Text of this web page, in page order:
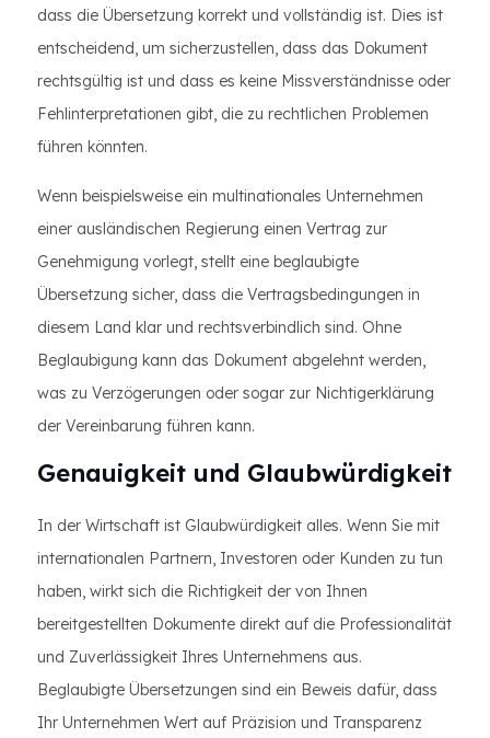
dass die Übersetzung korrekt und vollständig ist. Dies ist
entscheidend, um sicherzustellen, dass das Dokument
rechtsgültig ist und dass es keine Missverständnisse oder
Fehlinterpretationen gibt, die zu rechtlichen Problemen
führen könnten.
Wenn beispielsweise ein multinationales Unternehmen
einer ausländischen Regierung einen Vertrag zur
Genehmigung vorlegt, stellt eine beglaubigte
Übersetzung sicher, dass die Vertragsbedingungen in
diesem Land klar und rechtsverbindlich sind. Ohne
Beglaubigung kann das Dokument abgelehnt werden,
was zu Verzögerungen oder sogar zur Nichtigerklärung
der Vereinbarung führen kann.
Genauigkeit und Glaubwürdigkeit
In der Wirtschaft ist Glaubwürdigkeit alles. Wenn Sie mit
internationalen Partnern, Investoren oder Kunden zu tun
haben, wirkt sich die Richtigkeit der von Ihnen
bereitgestellten Dokumente direkt auf die Professionalität
und Zuverlässigkeit Ihres Unternehmens aus.
Beglaubigte Übersetzungen sind ein Beweis dafür, dass
Ihr Unternehmen Wert auf Präzision und Transparenz